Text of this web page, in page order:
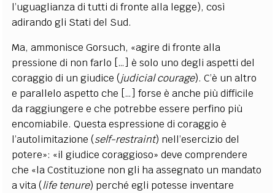
l’uguaglianza di tutti di fronte alla legge), così
adirando gli Stati del Sud.
Ma, ammonisce Gorsuch, «agire di fronte alla
pressione di non farlo […] è solo uno degli aspetti del
coraggio di un giudice (judicial courage). C’è un altro
e parallelo aspetto che […] forse è anche più difficile
da raggiungere e che potrebbe essere perfino più
encomiabile. Questa espressione di coraggio è
l’autolimitazione (self-restraint) nell’esercizio del
potere»: «il giudice coraggioso» deve comprendere
che «la Costituzione non gli ha assegnato un mandato
a vita (life tenure) perché egli potesse inventare